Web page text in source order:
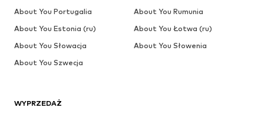
WYPRZEDAŻ
About You Portugalia
About You Rumunia
About You Estonia (ru)
About You Łotwa (ru)
About You Słowacja
About You Słowenia
About You Szwecja